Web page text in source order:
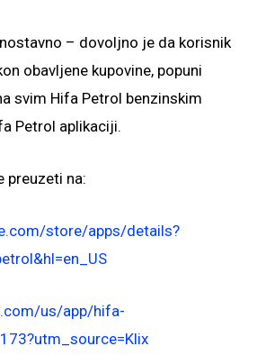
– dovoljno je da korisnik
obavljene kupovine, popuni
svim Hifa Petrol benzinskim
Petrol aplikaciji.
preuzeti na:
store/apps/details?
us/app/hifa-